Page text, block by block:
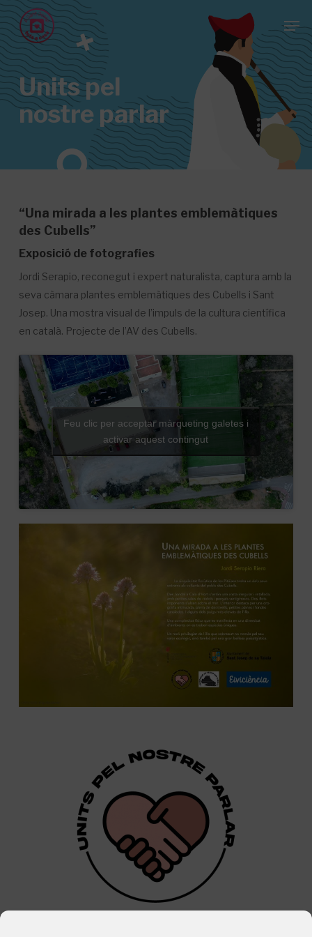
Skip
to
main
content
Units pel
nostre parlar
“Una mirada a les plantes emblemàtiques
des Cubells”
Exposició de fotografies
Jordi Serapio, reconegut i expert naturalista, captura amb la
seva càmara plantes emblemàtiques des Cubells i Sant
Josep. Una mostra visual de l’impuls de la cultura científica
en català. Projecte de l’AV des Cubells.
Feu clic per acceptar màrqueting galetes i
activar aquest contingut